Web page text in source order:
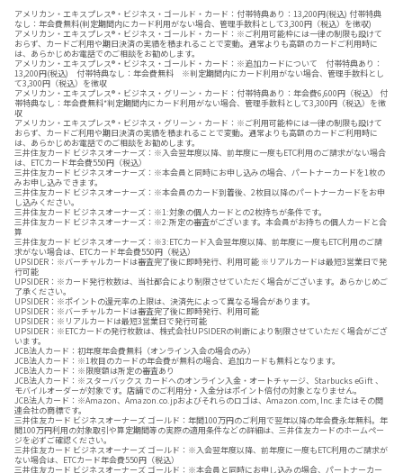
アメリカン・エキスプレス®・ビジネス・ゴールド・カード：付帯特典あり：13,200円(税込) 付帯特典
なし：年会費無料(判定期間内にカード利用がない場合、管理手数料として3,300円（税込）を徴収)
アメリカン・エキスプレス®・ビジネス・ゴールド・カード：※ご利用可能枠には一律の制限も設けて
おらず、カードご利用や期日決済の実績を積まれることで変動。通常よりも高額のカードご利用時に
は、あらかじめお電話でのご相談をお勧めします。
アメリカン・エキスプレス®・ビジネス・ゴールド・カード：※追加カードについて 付帯特典あり：
13,200円(税込) 付帯特典なし：年会費無料 ※判定期間内にカード利用がない場合、管理手数料とし
て3,300円（税込）を徴収
アメリカン・エキスプレス®・ビジネス・グリーン・カード：付帯特典あり：年会費6,600円（税込） 付
帯特典なし：年会費無料*判定期間内にカード利用がない場合、管理手数料として3,300円（税込）を徴
収
アメリカン・エキスプレス®・ビジネス・グリーン・カード：※ご利用可能枠には一律の制限も設けて
おらず、カードご利用や期日決済の実績を積まれることで変動。通常よりも高額のカードご利用時に
は、あらかじめお電話でのご相談をお勧めします。
三井住友カード ビジネスオーナーズ：※入会翌年度以降、前年度に一度もETC利用のご請求がない場合
は、ETCカード年会費550円（税込）
三井住友カード ビジネスオーナーズ：※本会員と同時にお申し込みの場合、パートナーカードを1枚の
みお申し込みできます。
三井住友カード ビジネスオーナーズ：※本会員のカード到着後、2枚目以降のパートナーカードをお申
し込みください。
三井住友カード ビジネスオーナーズ：※1:対象の個人カードとの2枚持ちが条件です。
三井住友カード ビジネスオーナーズ：※2:所定の審査がございます。本会員がお持ちの個人カードと合
算
三井住友カード ビジネスオーナーズ：※3:ETCカード入会翌年度以降、前年度に一度もETC利用のご請
求がない場合は、ETCカード年会費550円（税込）
UPSIDER：※バーチャルカードは審査完了後に即時発行、利用可能 ※リアルカードは最短3営業日で発
行可能
UPSIDER：※カード発行枚数は、当社都合により制限させていただく場合がございます。あらかじめご
了承ください。
UPSIDER：※ポイントの還元率の上限は、決済先によって異なる場合があります。
UPSIDER：※バーチャルカードは審査完了後に即時発行、利用可能
UPSIDER：※リアルカードは最短3営業日で発行可能
UPSIDER：※ETCカードの発行枚数は、株式会社UPSIDERの判断により制限させていただく場合がござ
います。
JCB法人カード：初年度年会費無料（オンライン入会の場合のみ）
JCB法人カード：※1枚目のカードの年会費が無料の場合、追加カードも無料となります。
JCB法人カード：※限度額は所定の審査あり
JCB法人カード：※スターバックス カードへのオンライン入金・オートチャージ、Starbucks eGift 、
モバイルオーダーが対象です。店舗でのご利用分・入金分はポイント倍付の対象となりません。
JCB法人カード：※Amazon、Amazon.co.jpおよびそれらのロゴは、Amazon.com, Inc.またはその関
連会社の商標です。
三井住友カード ビジネスオーナーズ ゴールド：年間100万円のご利用で翌年以降の年会費永年無料。年
間100万円利用の対象取引や算定期間等の実際の適用条件などの詳細は、三井住友カードのホームペー
ジを必ずご確認ください。
三井住友カード ビジネスオーナーズ ゴールド：※入会翌年度以降、前年度に一度もETC利用のご請求が
ない場合は、ETCカード年会費550円（税込）
三井住友カード ビジネスオーナーズ ゴールド：※本会員と同時にお申し込みの場合、パートナーカー